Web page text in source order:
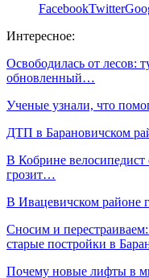
FacebookTwitter
Интересное:
Освободилась от лесов:
обновленный…
Ученые узнали, что
ДТП в Барановичском
В Кобрине
грозит…
В Ивацевичском районе
Сносим и
старые постройки в
Почему новые лифты в